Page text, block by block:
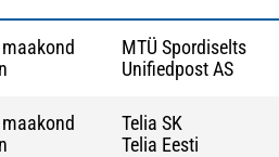
MTÜ Spordiselts
Unifiedpost AS
Telia SK
Telia Eesti